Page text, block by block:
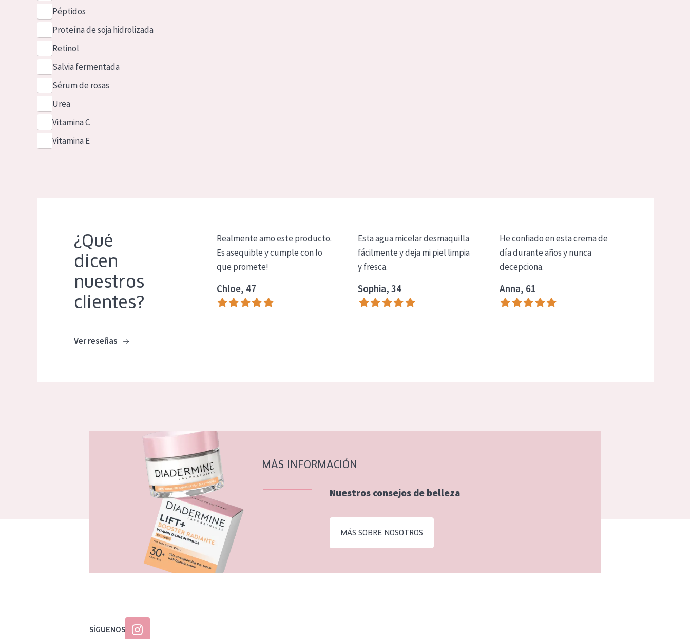
Péptidos
Proteína de soja hidrolizada
Retinol
Salvia fermentada
Sérum de rosas
Urea
Vitamina C
Vitamina E
¿Qué
dicen
nuestros
clientes?
Ver reseñas
Realmente amo este producto.
Es asequible y cumple con lo
que promete!
Chloe, 47
Esta agua micelar desmaquilla
fácilmente y deja mi piel limpia
y fresca.
Sophia, 34
He confiado en esta crema de
día durante años y nunca
decepciona.
Anna, 61
MÁS INFORMACIÓN
Nuestros consejos de belleza
MÁS SOBRE NOSOTROS
SÍGUENOS